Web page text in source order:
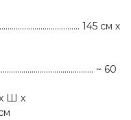
145 cм х
~ 60
Ш x